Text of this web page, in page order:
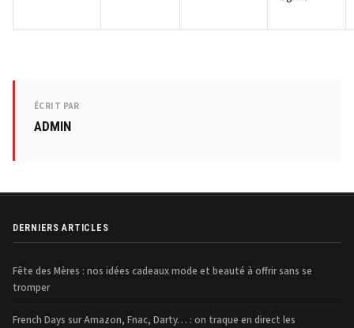
ÉCRIT PAR
ADMIN
DERNIERS ARTICLES
Fête des Mères : nos idées cadeaux mode et beauté à offrir sans se
tromper
French Days sur Amazon, Fnac, Darty… : on traque en direct les